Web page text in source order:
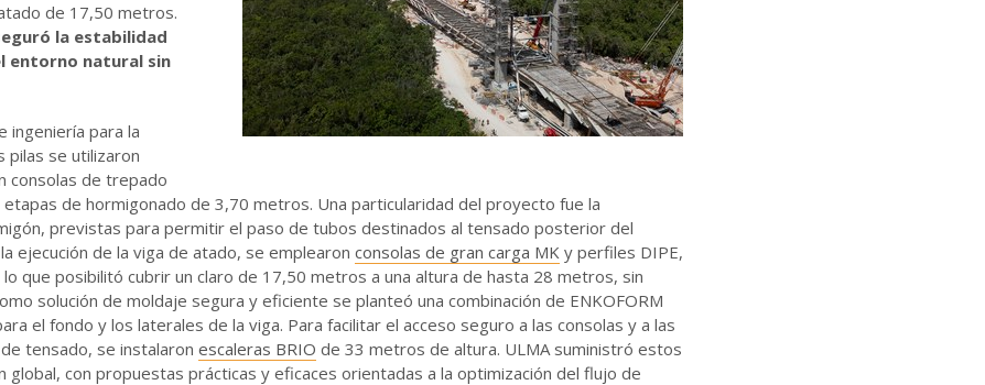
de 17,50 metros.
la estabilidad
entorno natural sin
ingeniería para la
pilas se utilizaron
consolas de trepado
de hormigonado de 3,70 metros. Una particularidad del proyecto fue la
previstas para permitir el paso de tubos destinados al tensado posterior del
ejecución de la viga de atado, se emplearon consolas de gran carga MKy perfiles DIPE,
que posibilitó cubrir un claro de 17,50 metros a una altura de hasta 28 metros, sin
solución de moldaje segura y eficiente se planteó una combinación de ENKOFORM
el fondo y los laterales de la viga. Para facilitar el acceso seguro a las consolas y a las
tensado, se instalaron escaleras BRIO de 33 metros de altura. ULMA suministró estos
global, con propuestas prácticas y eficaces orientadas a la optimización del flujo de